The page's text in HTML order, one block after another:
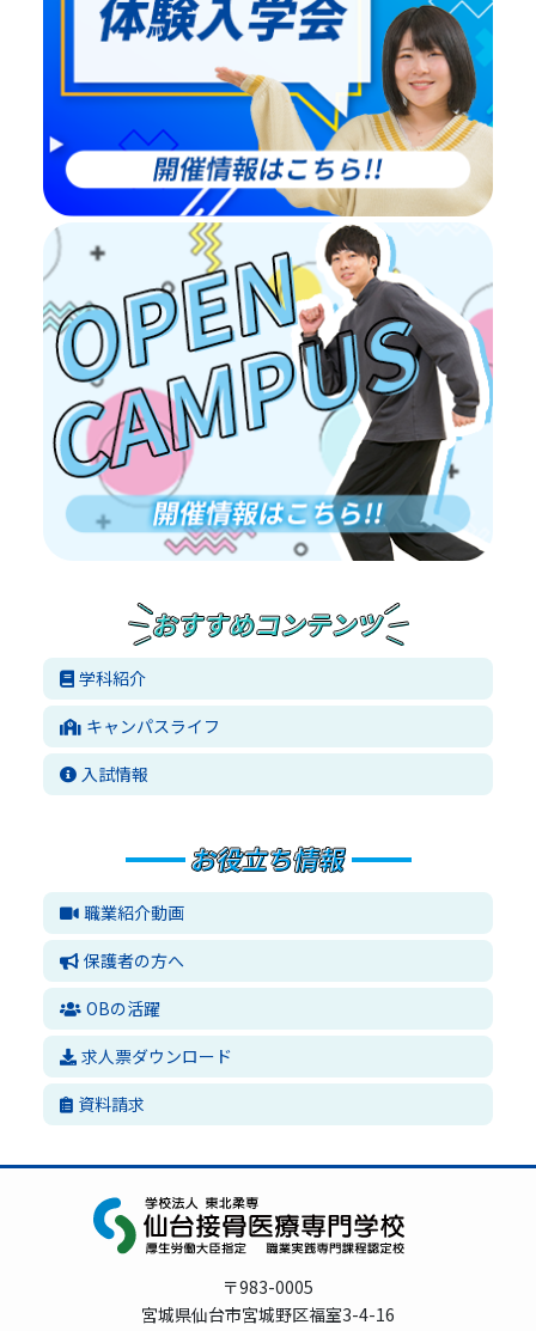
学科紹介
キャンパスライフ
入試情報
職業紹介動画
保護者の方へ
OBの活躍
求人票ダウンロード
資料請求
〒983-0005
宮城県仙台市宮城野区福室3-4-16